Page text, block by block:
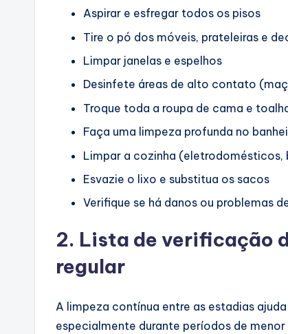
Aspirar e esfregar todos os pisos
Tire o pó dos móveis, prateleiras e
Limpar janelas e espelhos
Desinfete áreas de alto contato
Troque toda a roupa de cama e
Faça uma limpeza profunda no
Limpar a cozinha (eletrodomésticos,
Esvazie o lixo e substitua os sacos
Verifique se há danos ou problemas
2. Lista de verificação
regular
A limpeza contínua entre as estadias
especialmente durante períodos de